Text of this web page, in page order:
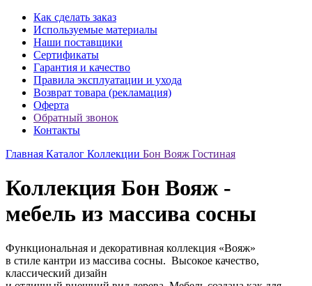
Как сделать заказ
Используемые материалы
Наши поставщики
Сертификаты
Гарантия и качество
Правила эксплуатации и ухода
Возврат товара (рекламация)
Оферта
Обратный звонок
Контакты
Главная Каталог Коллекции Бон Вояж Гостиная
Коллекция Бон Вояж -
мебель из массива сосны
Функциональная и декоративная коллекция «Вояж»
в стиле кантри из массива сосны. Высокое качество,
классический дизайн